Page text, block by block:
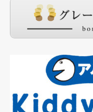
インスタグラム